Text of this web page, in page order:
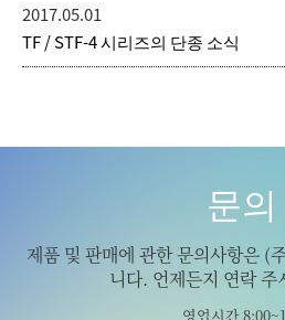
2017.05.01
TF / STF-4 시리즈의 단종 소식
문의
제품 및 판매에 관한 문의사항은 (
니다. 언제든지 연락 주
영업시간